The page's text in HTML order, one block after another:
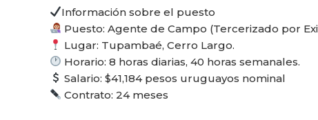
Información sobre el puesto
Puesto: Agente de Campo (Tercerizado por
Lugar: Tupambaé, Cerro Largo.
Horario: 8 horas diarias, 40 horas semanales.
Salario: $41,184 pesos uruguayos nominal
Contrato: 24 meses